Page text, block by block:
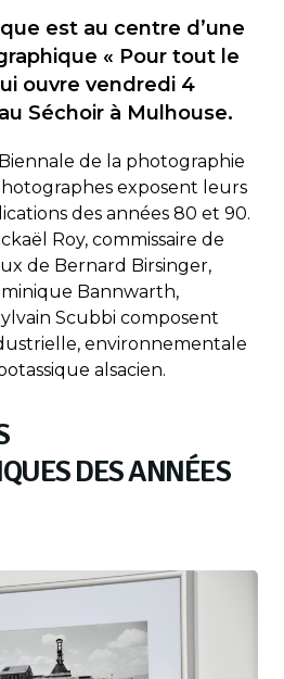
est au centre d’une
« Pour tout le
ouvre vendredi 4
Séchoir à Mulhouse.
de la photographie
exposent leurs
des années 80 et 90.
Roy, commissaire de
de Bernard Birsinger,
Bannwarth,
Scubbi composent
environnementale
alsacien.
DES ANNÉES